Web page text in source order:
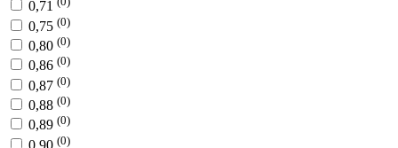
0,71
0,75 (0)
0,80 (0)
0,86 (0)
0,87 (0)
0,88 (0)
0,89 (0)
0,90 (0)